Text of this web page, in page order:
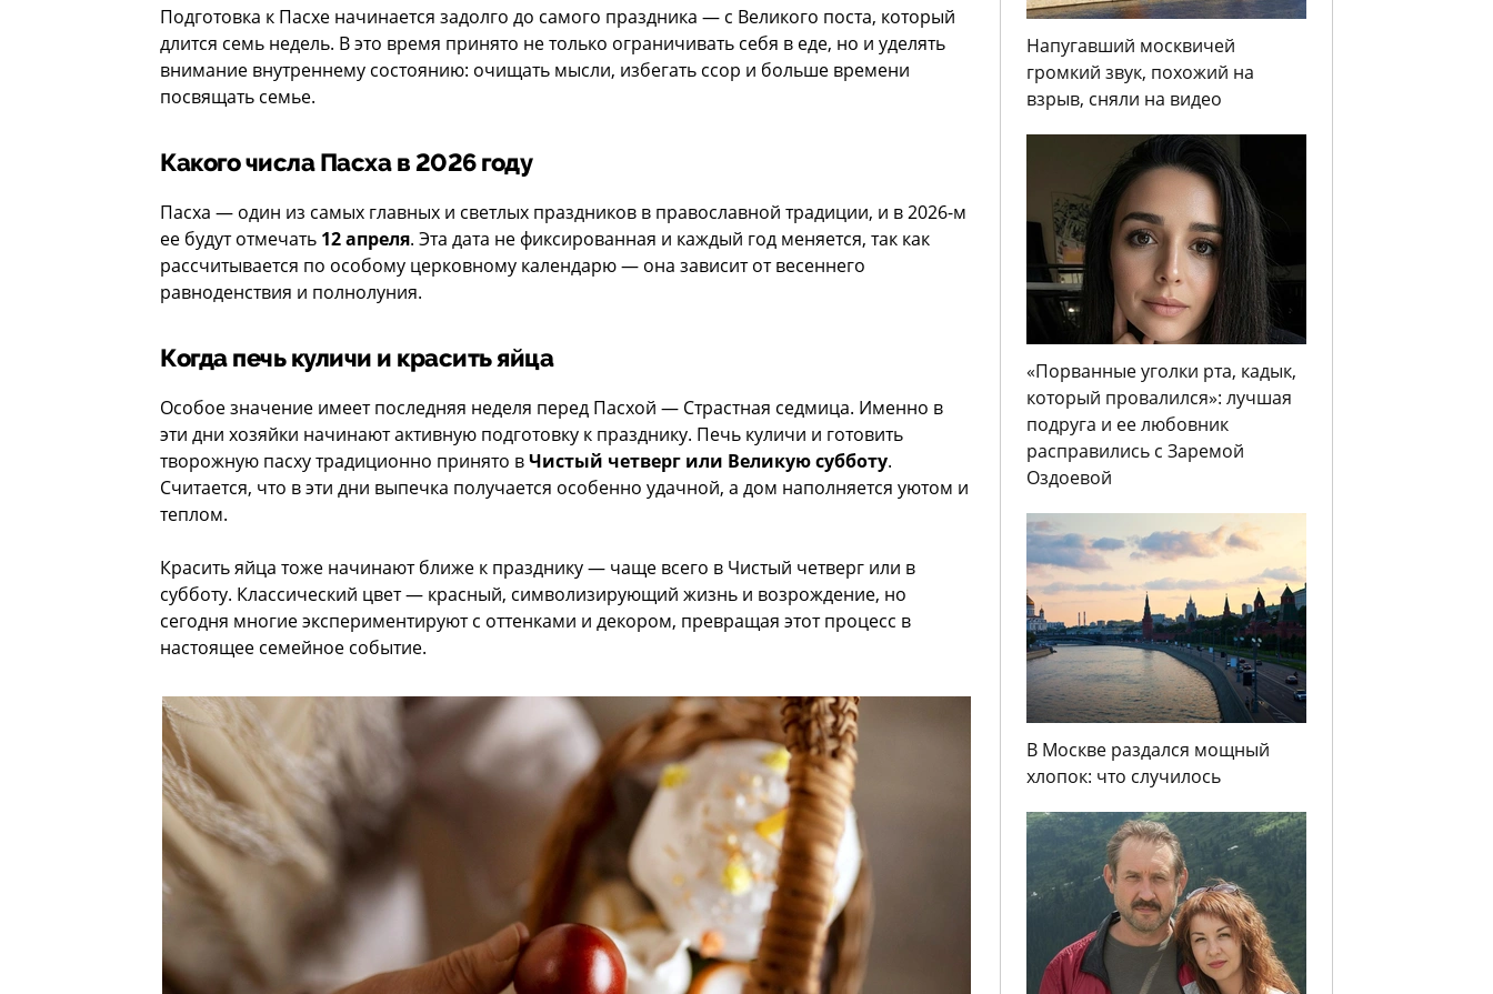
Подготовка к Пасхе начинается задолго до самого праздника — с Великого поста, который
длится семь недель. В это время принято не только ограничивать себя в еде, но и уделять
внимание внутреннему состоянию: очищать мысли, избегать ссор и больше времени
посвящать семье.
Какого числа Пасха в 2026 году
Пасха — один из самых главных и светлых праздников в православной традиции, и в 2026-м
ее будут отмечать 12 апреля. Эта дата не фиксированная и каждый год меняется, так как
рассчитывается по особому церковному календарю — она зависит от весеннего
равноденствия и полнолуния.
Когда печь куличи и красить яйца
Особое значение имеет последняя неделя перед Пасхой — Страстная седмица. Именно в
эти дни хозяйки начинают активную подготовку к празднику. Печь куличи и готовить
творожную пасху традиционно принято вЧистый четверг или Великую субботу.
Считается, что в эти дни выпечка получается особенно удачной, а дом наполняется уютом и
теплом.
Красить яйца тоже начинают ближе к празднику — чаще всего в Чистый четверг или в
субботу. Классический цвет — красный, символизирующий жизнь и возрождение, но
сегодня многие экспериментируют с оттенками и декором, превращая этот процесс в
настоящее семейное событие.
Напугавший москвичей
громкий звук, похожий на
взрыв, сняли на видео
«Порванные уголки рта, кадык,
который провалился»: лучшая
подруга и ее любовник
расправились с Заремой
Оздоевой
В Москве раздался мощный
хлопок: что случилось